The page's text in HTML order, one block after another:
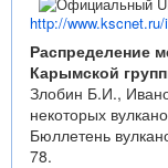
http://
Распределение
Карымской
Злобин Б.И.,
некоторых
Бюллетень
78.